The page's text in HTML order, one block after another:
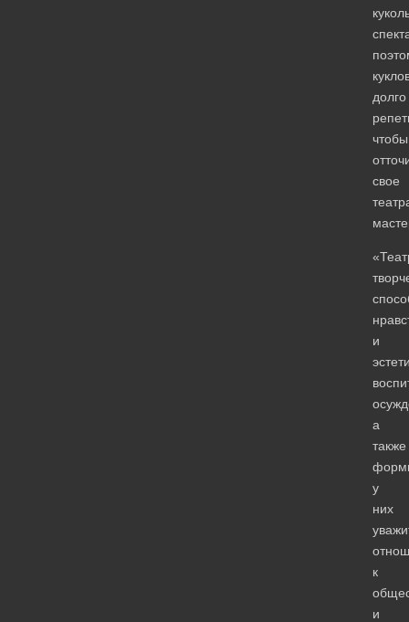
долго
чтобы
свое
и
а
также
у
них
к
и